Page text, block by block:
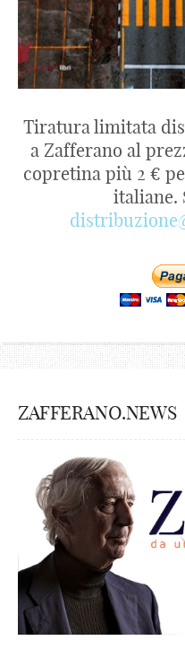
Tiratura limitata
a Zafferano al
copretina più 2 €
italiane.
ZAFFERANO.NEWS